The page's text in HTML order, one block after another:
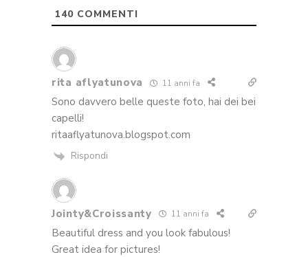
140 COMMENTI
rita aflyatunova 11 anni fa
Sono davvero belle queste foto, hai dei bei
capelli!
ritaaflyatunova.blogspot.com
Rispondi
Jointy&Croissanty 11 anni fa
Beautiful dress and you look fabulous!
Great idea for pictures!